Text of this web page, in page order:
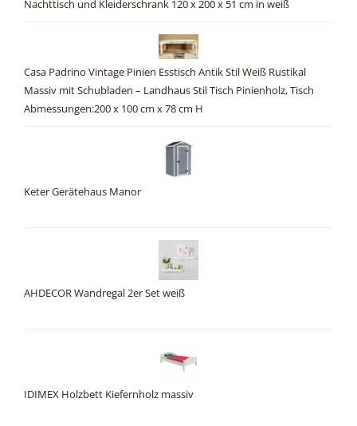
Nachttisch und Kleiderschrank 120 x 200 x 51 cm in weiß
Casa Padrino Vintage Pinien Esstisch Antik Stil Weiß Rustikal
Massiv mit Schubladen – Landhaus Stil Tisch Pinienholz, Tisch
Abmessungen:200 x 100 cm x 78 cm H
Keter Gerätehaus Manor
AHDECOR Wandregal 2er Set weiß
IDIMEX Holzbett Kiefernholz massiv